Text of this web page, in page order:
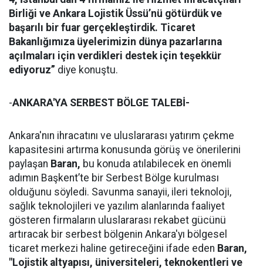
Birliği ve Ankara Lojistik Üssü’nü götürdük ve
başarılı bir fuar gerçekleştirdik. Ticaret
Bakanlığımıza üyelerimizin dünya pazarlarına
açılmaları için verdikleri destek için teşekkür
ediyoruz” diye konuştu.
-ANKARA'YA SERBEST BÖLGE TALEBİ-
Ankara'nın ihracatını ve uluslararası yatırım çekme
kapasitesini artırma konusunda görüş ve önerilerini
paylaşan Baran, bu konuda atılabilecek en önemli
adımın Başkent’te bir Serbest Bölge kurulması
olduğunu söyledi. Savunma sanayii, ileri teknoloji,
sağlık teknolojileri ve yazılım alanlarında faaliyet
gösteren firmaların uluslararası rekabet gücünü
artıracak bir serbest bölgenin Ankara'yı bölgesel
ticaret merkezi haline getireceğini ifade eden Baran,
"Lojistik altyapısı, üniversiteleri, teknokentleri ve